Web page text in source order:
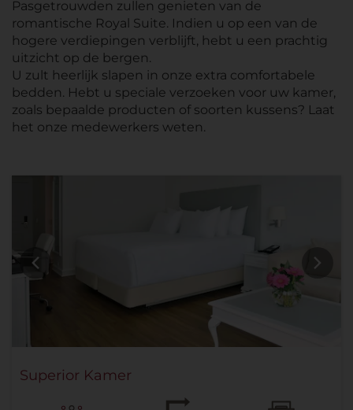
Pasgetrouwden zullen genieten van de
romantische Royal Suite. Indien u op een van de
hogere verdiepingen verblijft, hebt u een prachtig
uitzicht op de bergen.
U zult heerlijk slapen in onze extra comfortabele
bedden. Hebt u speciale verzoeken voor uw kamer,
zoals bepaalde producten of soorten kussens? Laat
het onze medewerkers weten.
Superior Kamer